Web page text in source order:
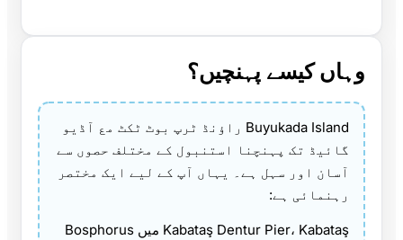
وہاں کیسے پہنچیں؟
Buyukada Island راؤنڈ ٹرپ بوٹ ٹکٹ مع آڈیو
گائیڈ تک پہنچنا استنبول کے مختلف حصوں سے
آسان اور سہل ہے۔ یہاں آپ کے لیے ایک مختصر
رہنمائی ہے:
Kabataş Dentur Pier، Kabataş میں Bosphorus